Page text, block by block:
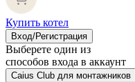
Купить котел
Вход/Регистрация
Выберете один из
способов входа в аккаунт
Caius Club для монтажников